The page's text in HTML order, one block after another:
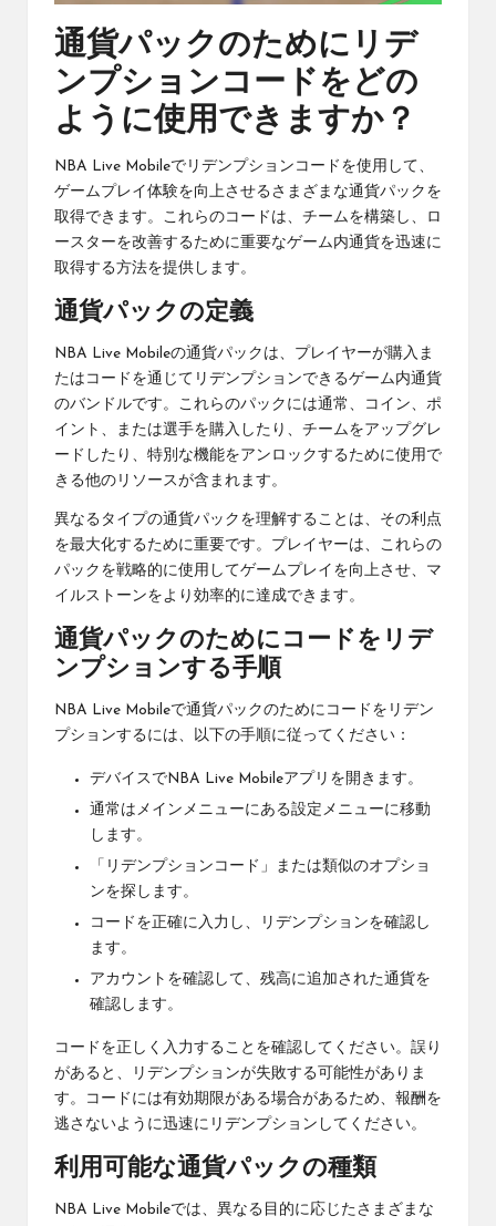
通貨パックのためにリデ
ンプションコードをどの
ように使用できますか？
NBA Live Mobileでリデンプションコードを使用して、
ゲームプレイ体験を向上させるさまざまな通貨パックを
取得できます。これらのコードは、チームを構築し、ロ
ースターを改善するために重要なゲーム内通貨を迅速に
取得する方法を提供します。
通貨パックの定義
NBA Live Mobileの通貨パックは、プレイヤーが購入ま
たはコードを通じてリデンプションできるゲーム内通貨
のバンドルです。これらのパックには通常、コイン、ポ
イント、または選手を購入したり、チームをアップグレ
ードしたり、特別な機能をアンロックするために使用で
きる他のリソースが含まれます。
異なるタイプの通貨パックを理解することは、その利点
を最大化するために重要です。プレイヤーは、これらの
パックを戦略的に使用してゲームプレイを向上させ、マ
イルストーンをより効率的に達成できます。
通貨パックのためにコードをリデ
ンプションする手順
NBA Live Mobileで通貨パックのためにコードをリデン
プションするには、以下の手順に従ってください：
デバイスでNBA Live Mobileアプリを開きます。
通常はメインメニューにある設定メニューに移動
します。
「リデンプションコード」または類似のオプショ
ンを探します。
コードを正確に入力し、リデンプションを確認し
ます。
アカウントを確認して、残高に追加された通貨を
確認します。
コードを正しく入力することを確認してください。誤り
があると、リデンプションが失敗する可能性がありま
す。コードには有効期限がある場合があるため、報酬を
逃さないように迅速にリデンプションしてください。
利用可能な通貨パックの種類
NBA Live Mobileでは、異なる目的に応じたさまざまな